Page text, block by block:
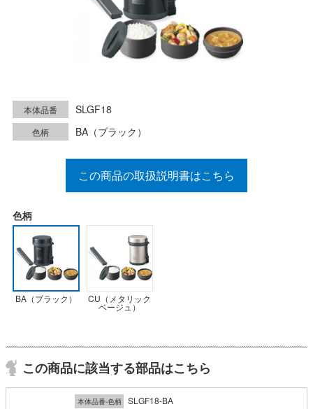
本体品番 SLGF18
色柄 BA（ブラック）
この商品の取扱説明書はこちら
色柄
BA（ブラック） CU（メタリック
ベージュ）
この商品に該当する部品はこちら
本体品番-色柄 SLGF18-BA